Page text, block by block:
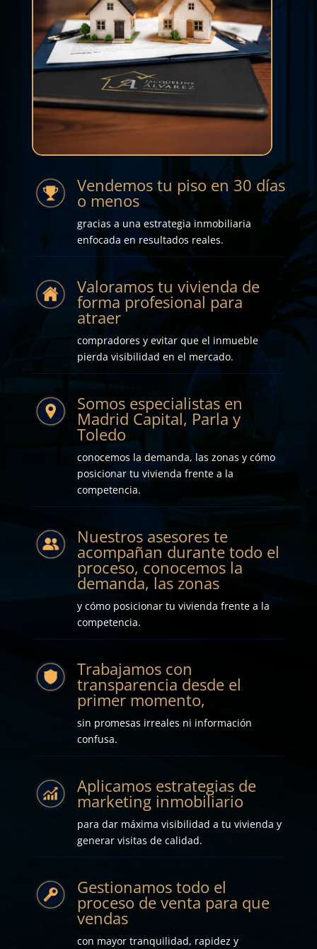
Vendemos tu piso en 30 días
o menos
gracias a una estrategia inmobiliaria
enfocada en resultados reales.
Valoramos tu vivienda de
forma profesional para
atraer
compradores y evitar que el inmueble
pierda visibilidad en el mercado.
Somos especialistas en
Madrid Capital, Parla y
Toledo
conocemos la demanda, las zonas y cómo
posicionar tu vivienda frente a la
competencia.
Nuestros asesores te
acompañan durante todo el
proceso, conocemos la
demanda, las zonas
y cómo posicionar tu vivienda frente a la
competencia.
Trabajamos con
transparencia desde el
primer momento,
sin promesas irreales ni información
confusa.
Aplicamos estrategias de
marketing inmobiliario
para dar máxima visibilidad a tu vivienda y
generar visitas de calidad.
Gestionamos todo el
proceso de venta para que
vendas
con mayor tranquilidad, rapidez y